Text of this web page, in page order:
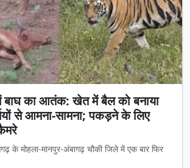
बाघ का आतंक: खेत में बैल को बनाया
से आमना-सामना; पकड़ने के लिए
के मोहला-मानपुर-अंबागढ़ चौकी जिले में एक बार फिर